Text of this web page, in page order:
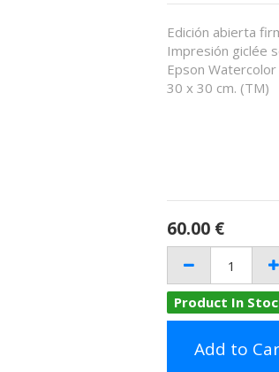
Edición abierta
Impresión giclée
Epson
30 x 30 cm. (TM)
60.00 €
Product In
Add to